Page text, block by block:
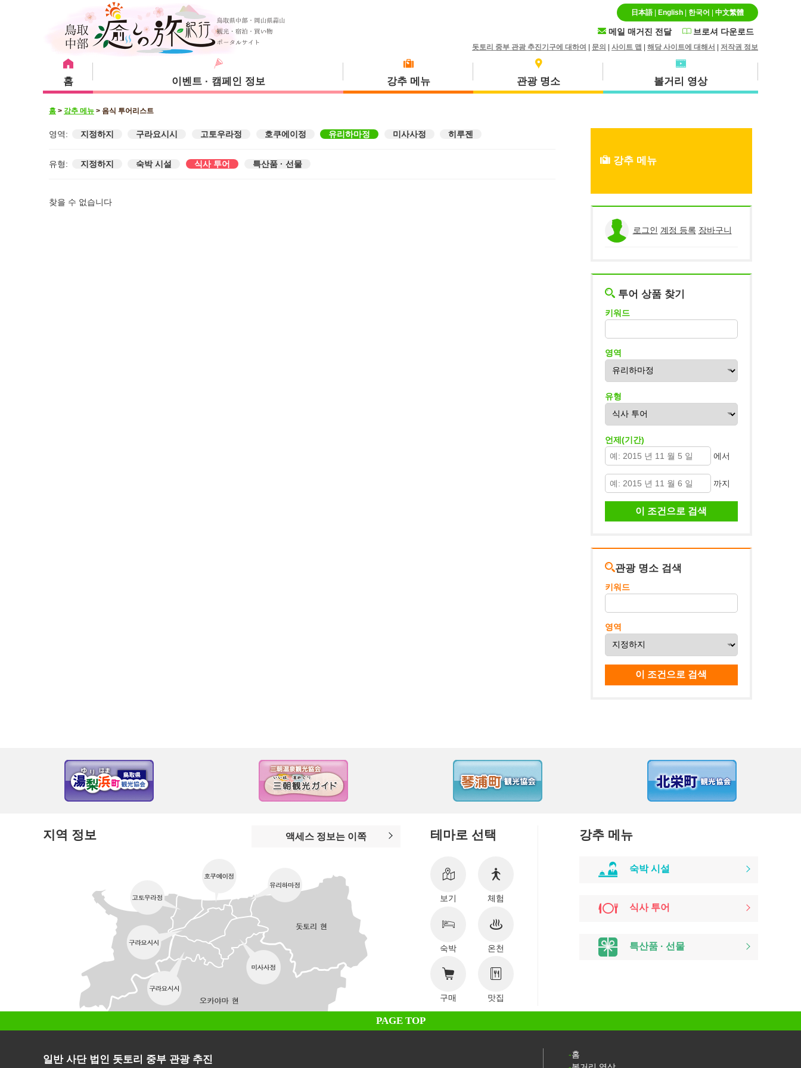
日本語| English| 한국어 中文繁體
메일 매거진 전달 브로셔 다운로드
돗토리 중부 관광 추진기구에 대하여 문의 사이트 맵 해당 사이트에 대해서 저작권 정보
홈 이벤트 · 캠페인 정보 강추 메뉴
강추 메뉴
숙박 시설 특산품 · 기념품
관광 명소
관광 명소
구라요시시 호쿠에이정
히루젠
볼거리 영상
홈 > 강추 메뉴 > 음식 투어리스트
강추 메뉴
영역: 지정하지 구라요시시 고토우라정 호쿠에이정 유리하마정 미사사정 히루젠
유형: 지정하지 숙박 시설 식사 투어 특산품 · 선물
찾을 수 없습니다
로그인 계정 등록 장바구니
투어 상품 찾기
키워드
영역
유형
언제(기간)
에서
까지
관광 명소 검색
키워드
영역
지역 정보 액세스 정보는 이쪽 테마로 선택
보기 체험
숙박 온천
구매 맛집
강추 메뉴
숙박 시설
식사 투어
특산품 · 선물
PAGE TOP
일반 사단 법인 돗토리 중부 관광 추진
홈